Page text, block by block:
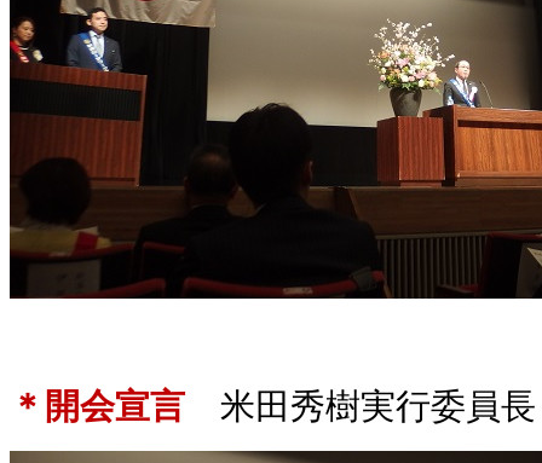
＊ 開会宣言 米田秀樹実行委員長